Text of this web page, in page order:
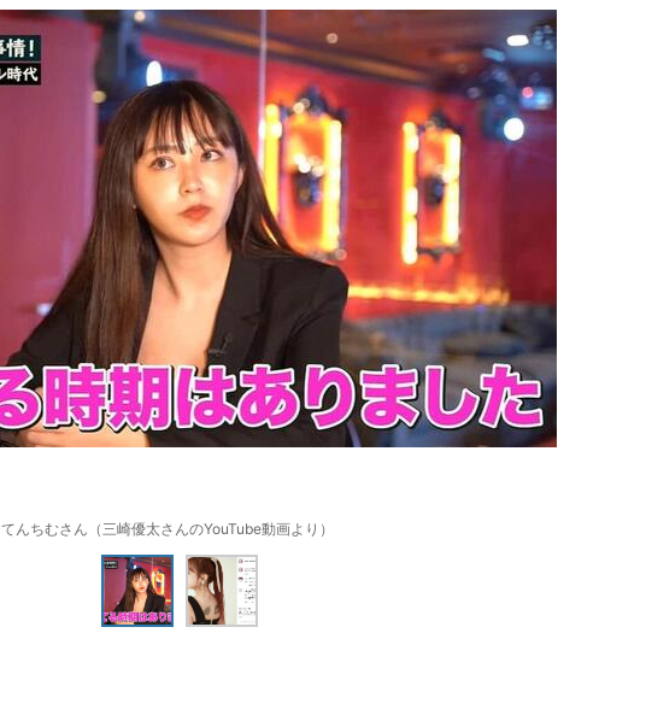
てんちむさん（三崎優太さんのYouTube動画より）